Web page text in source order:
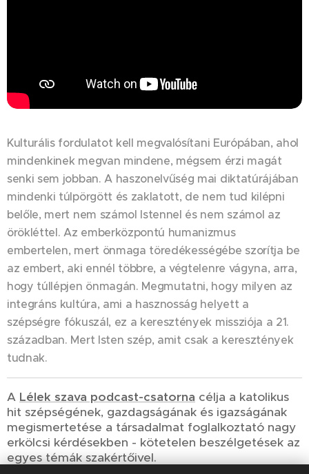
Kulturális fordulatot kell megvalósítani Európában, ahol
mindenkinek megvan mindene, mégsem érzi magát
senki sem jobban. A haszonelvűség mai diktatúrájában
mindenki túlpörgött és zaklatott, de nem tud kilépni
belőle, mert nem számol Istennel és nem számol az
örökléttel. Az emberközpontú humanizmus
embertelen, mert önmaga töredékességébe szorítja be
az embert, aki ennél többre, a végtelenre vágyna, arra,
hogy túllépjen önmagán. Megmutatni, hogy milyen az
integráns kultúra, ami a hasznosság helyett a
szépségre fókuszál, ez a keresztények missziója a 21.
században. Mert Isten szép, amit csak a keresztények
tudnak.
A Lélek szava podcast-csatorna célja a katolikus
hit szépségének, gazdagságának és igazságának
megismertetése a társadalmat foglalkoztató nagy
erkölcsi kérdésekben - kötetelen beszélgetések az
egyes témák szakértőivel.